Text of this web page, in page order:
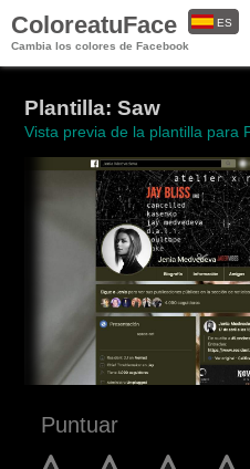
ColoreatuFace
Cambia los colores de Facebook
ES
Plantilla: Saw
Vista previa de la plantilla para
Puntuar